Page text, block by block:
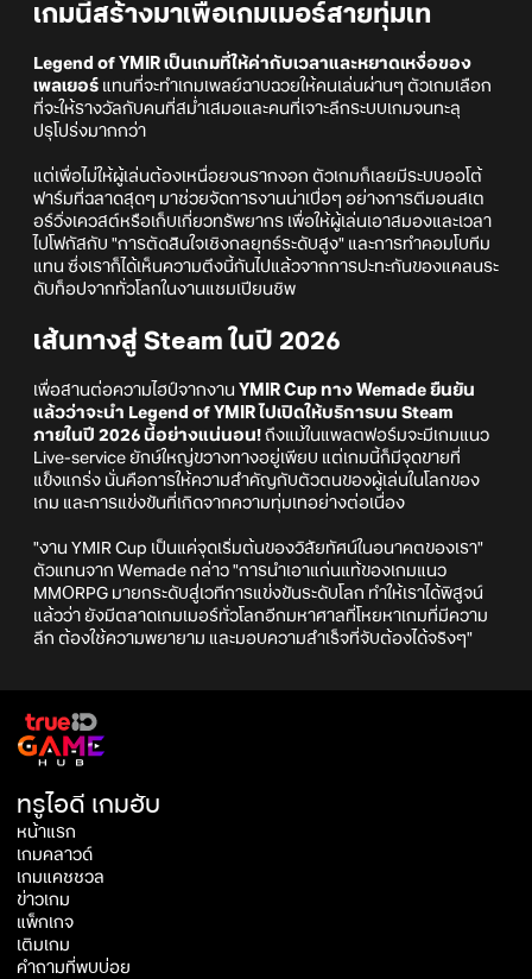
เกมนี้สร้างมาเพื่อเกมเมอร์สายทุ่มเท
Legend of YMIR เป็นเกมที่ให้ค่ากับเวลาและหยาดเหงื่อของ
เพลเยอร์ แทนที่จะทำเกมเพลย์ฉาบฉวยให้คนเล่นผ่านๆ ตัวเกมเลือก
ที่จะให้รางวัลกับคนที่สม่ำเสมอและคนที่เจาะลึกระบบเกมจนทะลุ
ปรุโปร่งมากกว่า
แต่เพื่อไม่ให้ผู้เล่นต้องเหนื่อยจนรากงอก ตัวเกมก็เลยมีระบบออโต้
ฟาร์มที่ฉลาดสุดๆ มาช่วยจัดการงานน่าเบื่อๆ อย่างการตีมอนสเต
อร์วิ่งเควสต์หรือเก็บเกี่ยวทรัพยากร เพื่อให้ผู้เล่นเอาสมองและเวลา
ไปโฟกัสกับ "การตัดสินใจเชิงกลยุทธ์ระดับสูง" และการทำคอมโบทีม
แทน ซึ่งเราก็ได้เห็นความตึงนี้กันไปแล้วจากการปะทะกันของแคลนระ
ดับท็อปจากทั่วโลกในงานแชมเปียนชิพ
เส้นทางสู่ Steam ในปี 2026
เพื่อสานต่อความไฮป์จากงาน YMIR Cup ทาง Wemade ยืนยัน
แล้วว่าจะนำ Legend of YMIR ไปเปิดให้บริการบน Steam
ภายในปี 2026 นี้อย่างแน่นอน! ถึงแม้ในแพลตฟอร์มจะมีเกมแนว
Live-service ยักษ์ใหญ่ขวางทางอยู่เพียบ แต่เกมนี้ก็มีจุดขายที่
แข็งแกร่ง นั่นคือการให้ความสำคัญกับตัวตนของผู้เล่นในโลกของ
เกม และการแข่งขันที่เกิดจากความทุ่มเทอย่างต่อเนื่อง
"งาน YMIR Cup เป็นแค่จุดเริ่มต้นของวิสัยทัศน์ในอนาคตของเรา"
ตัวแทนจาก Wemade กล่าว "การนำเอาแก่นแท้ของเกมแนว
MMORPG มายกระดับสู่เวทีการแข่งขันระดับโลก ทำให้เราได้พิสูจน์
แล้วว่า ยังมีตลาดเกมเมอร์ทั่วโลกอีกมหาศาลที่โหยหาเกมที่มีความ
ลึก ต้องใช้ความพยายาม และมอบความสำเร็จที่จับต้องได้จริงๆ"
ทรูไอดี เกมฮับ
หน้าแรก
เกมคลาวด์
เกมแคชชวล
ข่าวเกม
แพ็กเกจ
เติมเกม
คำถามที่พบบ่อย